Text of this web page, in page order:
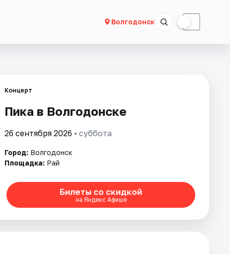
Волгодонск ☾
Концерт
Пика в Волгодонске
26 сентября 2026 • суббота
Город: Волгодонск
Площадка: Рай
Билеты со скидкой
на Яндекс Афише